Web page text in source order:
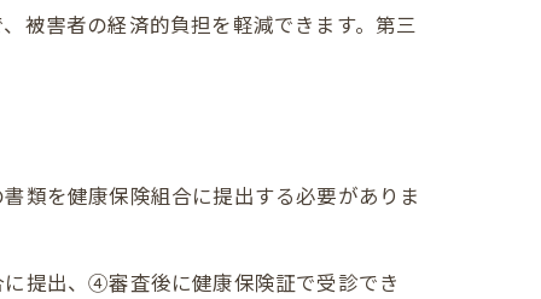
被害者の経済的負担を軽減できます。第三
類を健康保険組合に提出する必要がありま
提出、④審査後に健康保険証で受診でき